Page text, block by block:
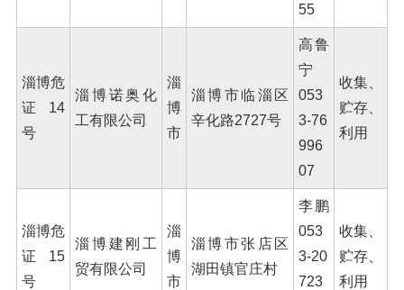
55
淄博危
证14
号
淄博诺奥化
工有限公司
淄
博
市
淄博市临淄区
辛化路2727号
高鲁
宁
053
3-76
996
07
收集、
贮存、
利用
淄博危
证15
号
淄博建刚工
贸有限公司
淄
博
市
淄博市张店区
湖田镇官庄村
李鹏
053
3-20
723
收集、
贮存、
利用